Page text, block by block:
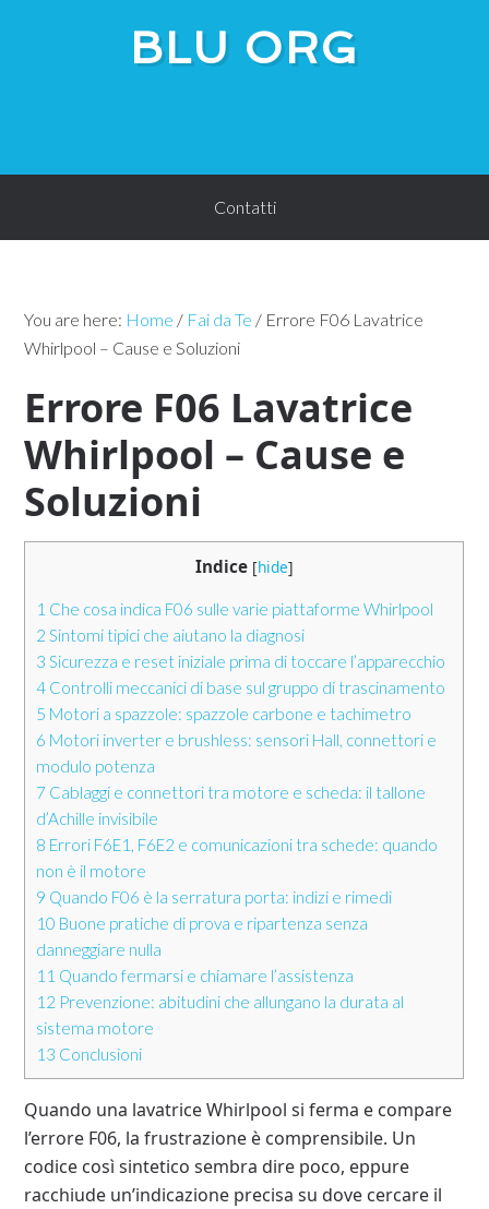
BLU ORG
Contatti
You are here: Home / Fai da Te / Errore F06 Lavatrice
Whirlpool – Cause e Soluzioni​
Errore F06 Lavatrice
Whirlpool – Cause e
Soluzioni​
Indice [hide]
1 Che cosa indica F06 sulle varie piattaforme Whirlpool
2 Sintomi tipici che aiutano la diagnosi
3 Sicurezza e reset iniziale prima di toccare l’apparecchio
4 Controlli meccanici di base sul gruppo di trascinamento
5 Motori a spazzole: spazzole carbone e tachimetro
6 Motori inverter e brushless: sensori Hall, connettori e
modulo potenza
7 Cablaggi e connettori tra motore e scheda: il tallone
d’Achille invisibile
8 Errori F6E1, F6E2 e comunicazioni tra schede: quando
non è il motore
9 Quando F06 è la serratura porta: indizi e rimedi
10 Buone pratiche di prova e ripartenza senza
danneggiare nulla
11 Quando fermarsi e chiamare l’assistenza
12 Prevenzione: abitudini che allungano la durata al
sistema motore
13 Conclusioni
Quando una lavatrice Whirlpool si ferma e compare
l’errore F06, la frustrazione è comprensibile. Un
codice così sintetico sembra dire poco, eppure
racchiude un’indicazione precisa su dove cercare il